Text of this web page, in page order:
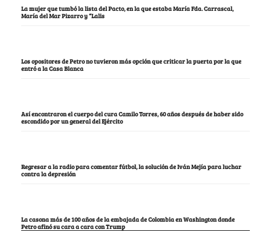
La mujer que tumbó la lista del Pacto, en la que estaba María Fda. Carrascal,
María del Mar Pizarro y “Lalis
Los opositores de Petro no tuvieron más opción que criticar la puerta por la que
entró a la Casa Blanca
Así encontraron el cuerpo del cura Camilo Torres, 60 años después de haber sido
escondido por un general del Ejército
Regresar a la radio para comentar fútbol, la solución de Iván Mejía para luchar
contra la depresión
La casona más de 100 años de la embajada de Colombia en Washington donde
Petro afinó su cara a cara con Trump